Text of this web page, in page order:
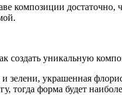
композиции
создать уникальную
украшенная
тогда форма будет